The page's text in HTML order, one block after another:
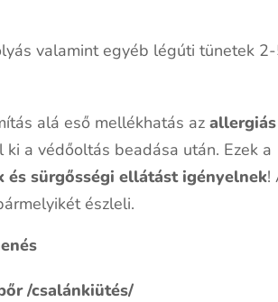
valamint egyéb légúti tünetek
alá eső mellékhatás az
a védőoltás beadása után. Ezek a
és sürgősségi ellátást igényelnek!
észleli.
/csalánkiütés/